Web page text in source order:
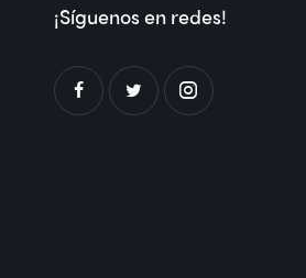
¡Síguenos en redes!